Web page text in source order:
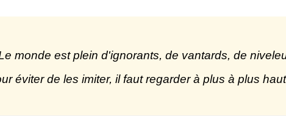
monde est plein d'ignorants, de vantards, de
éviter de les imiter, il faut regarder à plus à plus